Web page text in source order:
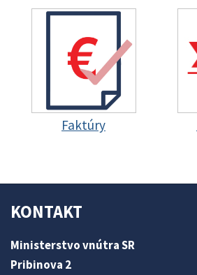
Faktúry
KONTAKT
Ministerstvo vnútra SR
Pribinova 2